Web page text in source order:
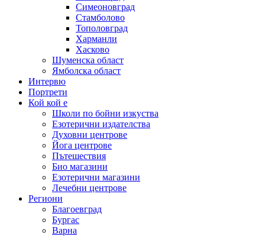
Симеоновград
Стамболово
Тополовград
Харманли
Хасково
Шуменска област
Ямболска област
Интервю
Портрети
Кой кой е
Школи по бойни изкуства
Езотерични издателства
Духовни центрове
Йога центрове
Пътешествия
Био магазини
Езотерични магазини
Лечебни центрове
Региони
Благоевград
Бургас
Варна